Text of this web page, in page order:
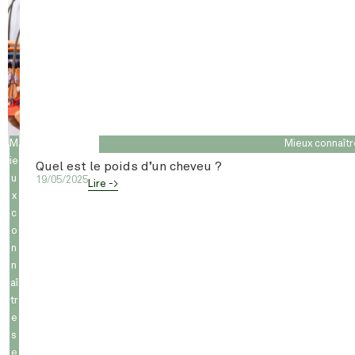
M
ie
u
x
c
o
n
n
aî
tr
e
s
e
Mieux
Quel est le poids d’un cheveu ?
19/05/2025Lire ->